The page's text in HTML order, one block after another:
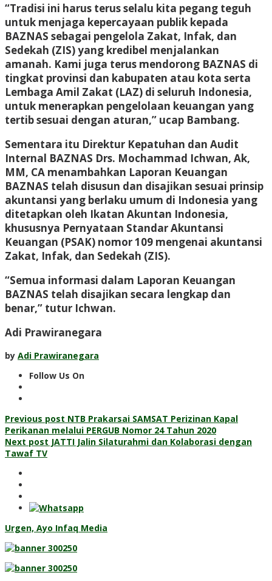
“Tradisi ini harus terus selalu kita pegang teguh
untuk menjaga kepercayaan publik kepada
BAZNAS sebagai pengelola Zakat, Infak, dan
Sedekah (ZIS) yang kredibel menjalankan
amanah. Kami juga terus mendorong BAZNAS di
tingkat provinsi dan kabupaten atau kota serta
Lembaga Amil Zakat (LAZ) di seluruh Indonesia,
untuk menerapkan pengelolaan keuangan yang
tertib sesuai dengan aturan,” ucap Bambang.
Sementara itu Direktur Kepatuhan dan Audit
Internal BAZNAS Drs. Mochammad Ichwan, Ak,
MM, CA menambahkan Laporan Keuangan
BAZNAS telah disusun dan disajikan sesuai prinsip
akuntansi yang berlaku umum di Indonesia yang
ditetapkan oleh Ikatan Akuntan Indonesia,
khususnya Pernyataan Standar Akuntansi
Keuangan (PSAK) nomor 109 mengenai akuntansi
Zakat, Infak, dan Sedekah (ZIS).
“Semua informasi dalam Laporan Keuangan
BAZNAS telah disajikan secara lengkap dan
benar,” tutur Ichwan.
Adi Prawiranegara
by Adi Prawiranegara
Follow Us On
Post
navigation
Previous post NTB Prakarsai SAMSAT Perizinan Kapal
Perikanan melalui PERGUB Nomor 24 Tahun 2020
Next post JATTI Jalin Silaturahmi dan Kolaborasi dengan
Tawaf TV
Urgen, Ayo Infaq Media